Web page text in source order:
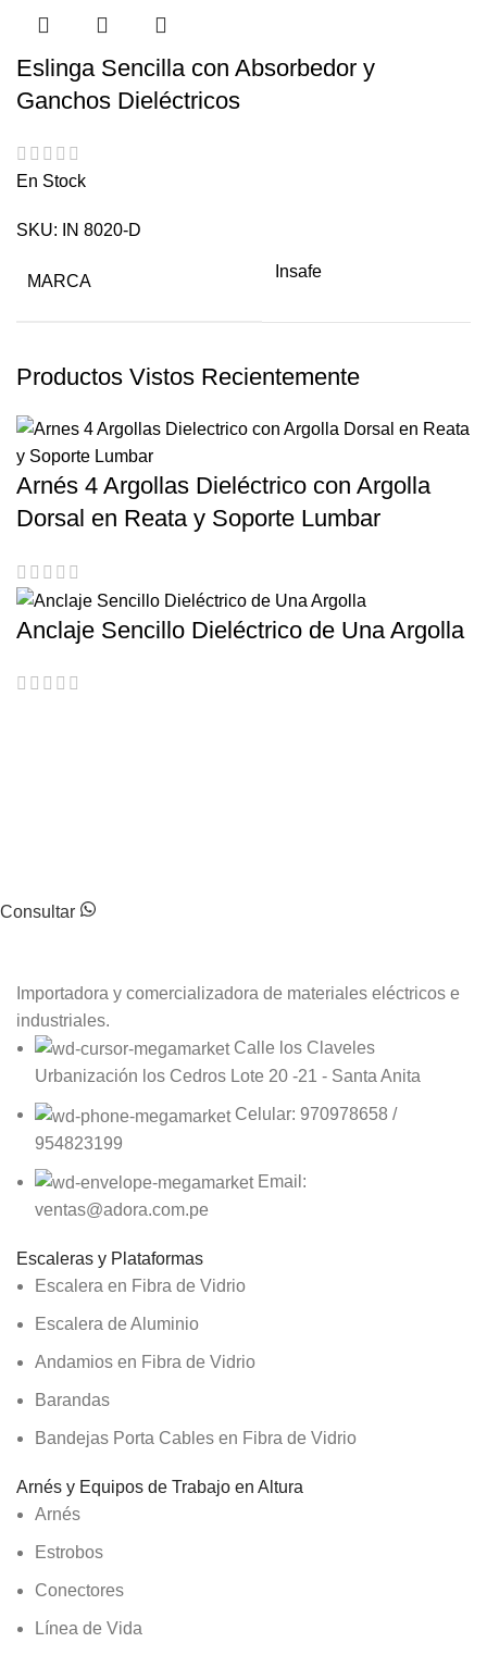
Eslinga Sencilla con Absorbedor y
Ganchos Dieléctricos
En Stock
SKU: IN 8020-D
MARCA
Insafe
Productos Vistos Recientemente
Arnés 4 Argollas Dieléctrico con Argolla
Dorsal en Reata y Soporte Lumbar
Anclaje Sencillo Dieléctrico de Una Argolla
Consultar
Importadora y comercializadora de materiales eléctricos e
industriales.
Calle los Claveles
Urbanización los Cedros Lote 20 -21 - Santa Anita
Celular: 970978658 /
954823199
Email:
ventas@adora.com.pe
Escaleras y Plataformas
Escalera en Fibra de Vidrio
Escalera de Aluminio
Andamios en Fibra de Vidrio
Barandas
Bandejas Porta Cables en Fibra de Vidrio
Arnés y Equipos de Trabajo en Altura
Arnés
Estrobos
Conectores
Línea de Vida